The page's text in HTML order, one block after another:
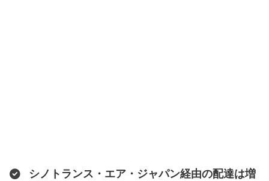
シノトランス・エア・ジャパン経由の配達は増